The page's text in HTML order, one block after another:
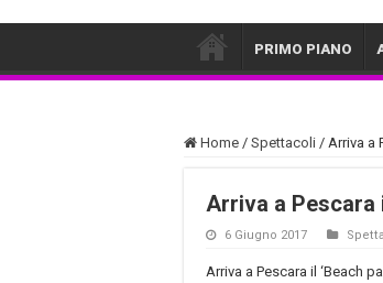
PRIMO PIANO
Home / Spettacoli / Arriva a
Arriva a Pescara
6 Giugno 2017
Arriva a Pescara il ‘Beach